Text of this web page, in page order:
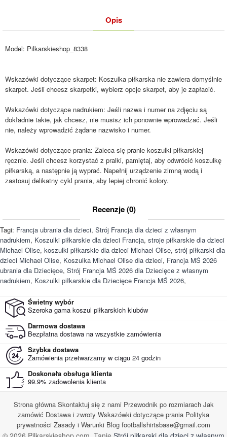
Opis
Model: Pilkarskieshop_8338
Wskazówki dotyczące skarpet: Koszulka piłkarska nie zawiera domyślnie
skarpet. Jeśli chcesz skarpetki, wybierz opcje skarpet, aby je zapłacić.
Wskazówki dotyczące nadrukiem: Jeśli nazwa i numer na zdjęciu są
dokładnie takie, jak chcesz, nie musisz ich ponownie wprowadzać. Jeśli
nie, należy wprowadzić żądane nazwisko i numer.
Wskazówki dotyczące prania: Zaleca się pranie koszulki piłkarskiej
ręcznie. Jeśli chcesz korzystać z pralki, pamiętaj, aby odwrócić koszulkę
piłkarską, a następnie ją wyprać. Napełnij urządzenie zimną wodą i
zastosuj delikatny cykl prania, aby lepiej chronić kolory.
Recenzje (0)
Tagi: Francja ubrania dla dzieci, Strój Francja dla dzieci z własnym
nadrukiem, Koszulki piłkarskie dla dzieci Francja, stroje piłkarskie dla dzieci
Michael Olise, koszulki piłkarskie dla dzieci Michael Olise, strój piłkarski dla
dzieci Michael Olise, Koszulka Michael Olise dla dzieci, Francja MŚ 2026
ubrania dla Dziecięce, Strój Francja MŚ 2026 dla Dziecięce z własnym
nadrukiem, Koszulki piłkarskie dla Dziecięce Francja MŚ 2026,
Świetny wybór
Szeroka gama koszul piłkarskich klubów
Darmowa dostawa
Bezpłatna dostawa na wszystkie zamówienia
Szybka dostawa
Zamówienia przetwarzamy w ciągu 24 godzin
Doskonała obsługa klienta
99.9% zadowolenia klienta
Strona główna Skontaktuj się z nami Przewodnik po rozmiarach Jak
zamówić Dostawa i zwroty Wskazówki dotyczące prania Polityka
prywatności Zasady i Warunki Blog footballshirtsbase@gmail.com